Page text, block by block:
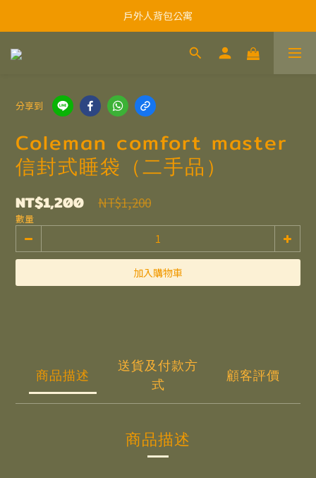
戶外人背包公寓
分享到
Coleman comfort master
信封式睡袋（二手品）
NT$1,200 NT$1,200
數量
加入購物車
商品描述
送貨及付款方
式
顧客評價
商品描述